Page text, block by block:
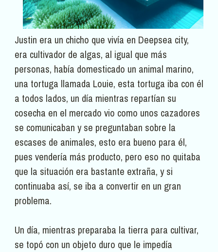
Justin era un chicho que vivía en Deepsea city,
era cultivador de algas, al igual que más
personas, había domesticado un animal marino,
una tortuga llamada Louie, esta tortuga iba con él
a todos lados, un día mientras repartían su
cosecha en el mercado vio como unos cazadores
se comunicaban y se preguntaban sobre la
escases de animales, esto era bueno para él,
pues vendería más producto, pero eso no quitaba
que la situación era bastante extraña, y si
continuaba así, se iba a convertir en un gran
problema.
Un día, mientras preparaba la tierra para cultivar,
se topó con un objeto duro que le impedía